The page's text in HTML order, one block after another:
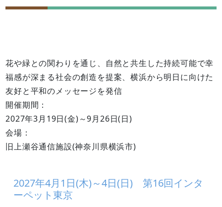
花や緑との関わりを通じ、自然と共生した持続可能で幸
福感が深まる社会の創造を提案、横浜から明日に向けた
友好と平和のメッセージを発信
開催期間：
2027年3月19日(金)～9月26日(日)
会場：
旧上瀬谷通信施設(神奈川県横浜市)
2027年4月1日(木)～4日(日) 第16回インタ
ーペット東京